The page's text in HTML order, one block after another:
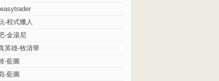
-程式獵人
-金湯尼
英雄-牧清華
-藍圖
-藍圖